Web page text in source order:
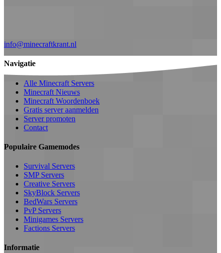
info@minecraftkrant.nl
Navigatie
Alle Minecraft Servers
Minecraft Nieuws
Minecraft Woordenboek
Gratis server aanmelden
Server promoten
Contact
Populaire Gamemodes
Survival Servers
SMP Servers
Creative Servers
SkyBlock Servers
BedWars Servers
PvP Servers
Minigames Servers
Factions Servers
Informatie